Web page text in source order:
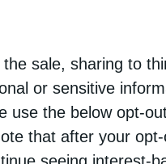
sale, sharing to
or sensitive
use the below opt-
that after your
στην
ήταν ο
Ο πατέρας της
ύπατος. …